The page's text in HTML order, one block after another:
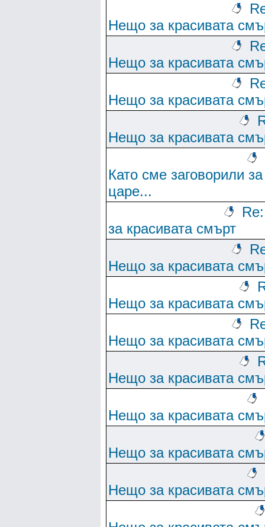
Нещо за красивата
Нещо за красивата
Нещо за красивата
Нещо за красивата
Като сме заговорили за
царе...
за красивата смърт
Нещо за красивата
Нещо за красивата
Нещо за красивата
Нещо за красивата
Нещо за красивата
Нещо за красивата
Нещо за красивата